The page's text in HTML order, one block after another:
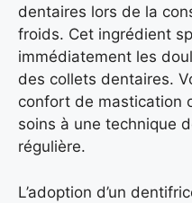
dentaires lors de la
froids. Cet ingrédient
immédiatement les
des collets dentaires.
confort de mastication
soins à une technique
régulière.
L’adoption d’un